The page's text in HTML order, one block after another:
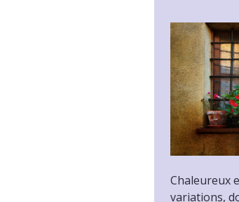
Chaleureux
variations,